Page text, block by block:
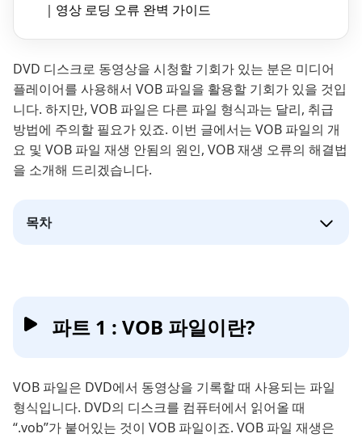
｜영상 로딩 오류 완벽 가이드
DVD 디스크로 동영상을 시청할 기회가 있는 분은 미디어
플레이어를 사용해서 VOB 파일을 활용할 기회가 있을 것입
니다. 하지만, VOB 파일은 다른 파일 형식과는 달리, 취급
방법에 주의할 필요가 있죠. 이번 글에서는 VOB 파일의 개
요 및 VOB 파일 재생 안됨의 원인, VOB 재생 오류의 해결법
을 소개해 드리겠습니다.
목차
파트 1 : VOB 파일이란?
VOB 파일은 DVD에서 동영상을 기록할 때 사용되는 파일
형식입니다. DVD의 디스크를 컴퓨터에서 읽어올 때
“.vob”가 붙어있는 것이 VOB 파일이죠. VOB 파일 재생은